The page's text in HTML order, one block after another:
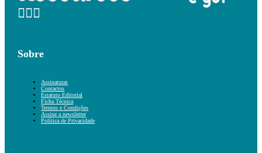
Sobre
Assinaturas
Contactos
Estatuto Editorial
Ficha Técnica
Termos e Condições
Assine a newsletter
Política de Privacidade